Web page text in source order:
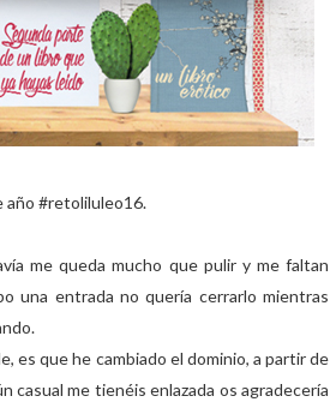
año #retoliluleo16.
me queda mucho que pulir y me faltan
una entrada no quería cerrarlo mientras
es que he cambiado el dominio, a partir de
casual me tienéis enlazada os agradecería